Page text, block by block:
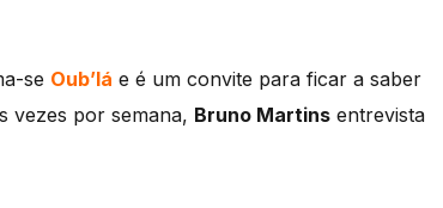
se Oub’lá e é um convite para ficar a saber
vezes por semana, Bruno Martins entrevista